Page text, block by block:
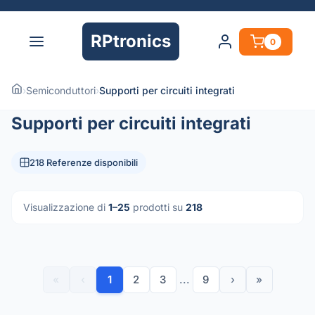
RPtronics 0
›Semiconduttori›Supporti per circuiti integrati
Supporti per circuiti integrati
218 Referenze disponibili
Visualizzazione di 1–25 prodotti su 218
1 2 3 ... 9 › »